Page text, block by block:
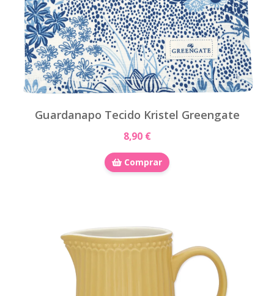
Guardanapo Tecido Kristel Greengate
8,90 €
Comprar